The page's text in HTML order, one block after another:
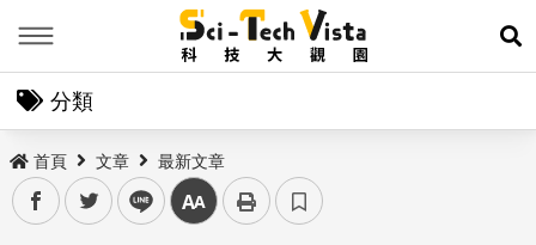
展
分類
首頁 文章 最新文章
facebooktwitter line 中